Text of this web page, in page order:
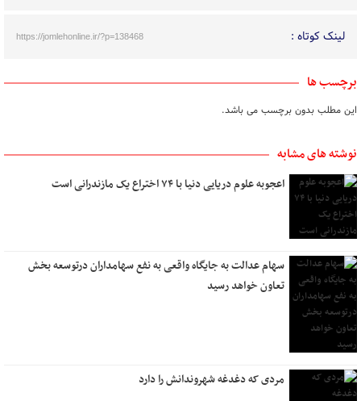
لینک کوتاه : https://jomlehonline.ir/?p=138468
برچسب ها
این مطلب بدون برچسب می باشد.
نوشته های مشابه
اعجوبه علوم دریایی دنیا با ۷۴ اختراع یک مازندرانی است
سهام عدالت به جایگاه واقعی به نفع سهامداران درتوسعه بخش
تعاون خواهد رسید
مردی که دغدغه شهروندانش را دارد